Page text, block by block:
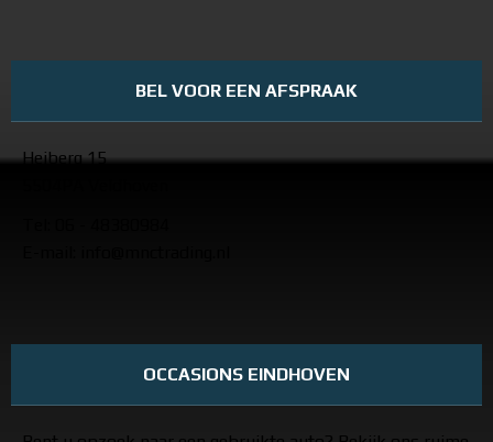
BEL VOOR EEN AFSPRAAK
Heiberg 15
OCCASIONS EINDHOVEN